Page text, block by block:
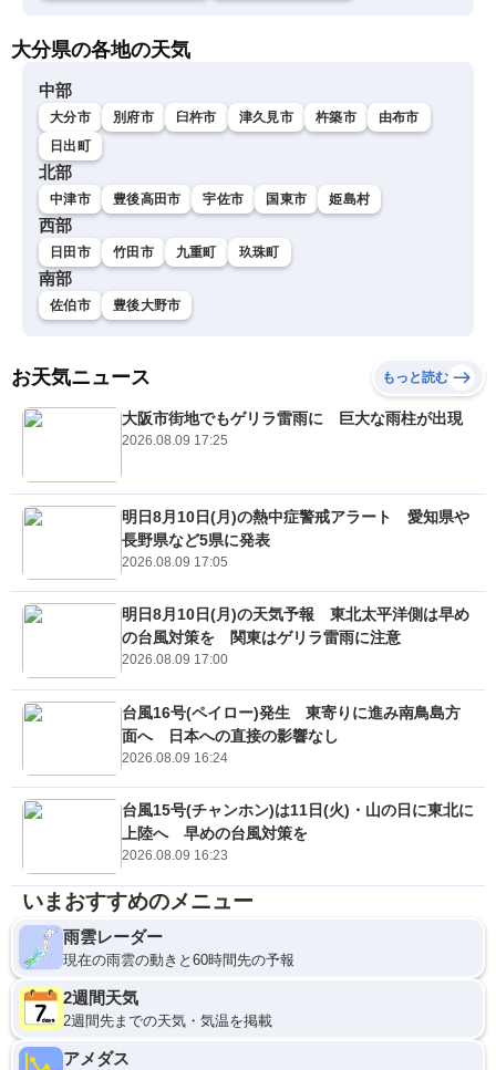
大分県の各地の天気
中部
大分市 別府市 臼杵市 津久見市 杵築市
由布市
日出町
北部
中津市 豊後高田市 宇佐市 国東市 姫島村
西部
日田市 竹田市 九重町 玖珠町
南部
佐伯市 豊後大野市
お天気ニュース もっと読む
大阪市街地でもゲリラ雷雨に 巨大な雨柱が出現
2026.08.09 17:25
明日8月10日(月)の熱中症警戒アラート 愛知県や
長野県など5県に発表
2026.08.09 17:05
明日8月10日(月)の天気予報 東北太平洋側は早め
の台風対策を 関東はゲリラ雷雨に注意
2026.08.09 17:00
台風16号(ペイロー)発生 東寄りに進み南鳥島方
面へ 日本への直接の影響なし
2026.08.09 16:24
台風15号(チャンホン)は11日(火)・山の日に東北に
上陸へ 早めの台風対策を
2026.08.09 16:23
いまおすすめのメニュー
雨雲レーダー
現在の雨雲の動きと60時間先の予報
2週間天気
2週間先までの天気・気温を掲載
アメダス